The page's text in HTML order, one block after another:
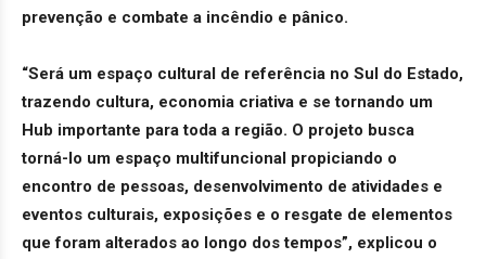
prevenção e combate a incêndio e pânico.
“Será um espaço cultural de referência no Sul do Estado,
trazendo cultura, economia criativa e se tornando um
Hub importante para toda a região. O projeto busca
torná-lo um espaço multifuncional propiciando o
encontro de pessoas, desenvolvimento de atividades e
eventos culturais, exposições e o resgate de elementos
que foram alterados ao longo dos tempos”, explicou o